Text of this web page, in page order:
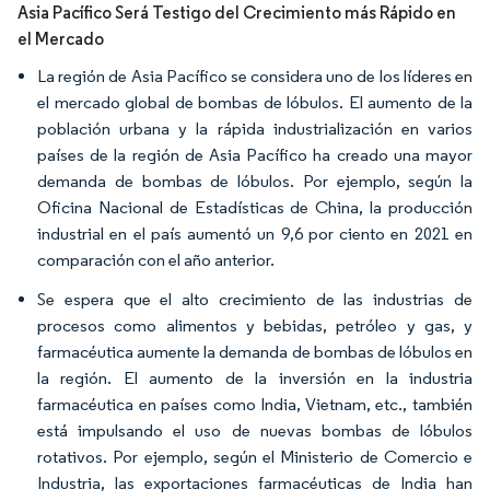
Asia Pacífico Será Testigo del Crecimiento más Rápido en
el Mercado
La región de Asia Pacífico se considera uno de los líderes en
el mercado global de bombas de lóbulos. El aumento de la
población urbana y la rápida industrialización en varios
países de la región de Asia Pacífico ha creado una mayor
demanda de bombas de lóbulos. Por ejemplo, según la
Oficina Nacional de Estadísticas de China, la producción
industrial en el país aumentó un 9,6 por ciento en 2021 en
comparación con el año anterior.
Se espera que el alto crecimiento de las industrias de
procesos como alimentos y bebidas, petróleo y gas, y
farmacéutica aumente la demanda de bombas de lóbulos en
la región. El aumento de la inversión en la industria
farmacéutica en países como India, Vietnam, etc., también
está impulsando el uso de nuevas bombas de lóbulos
rotativos. Por ejemplo, según el Ministerio de Comercio e
Industria, las exportaciones farmacéuticas de India han